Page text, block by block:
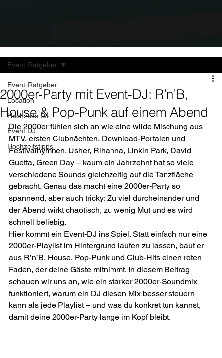
Event-Ratgeber
Location
Hochzeits DJ
Event DJ
Hochzeitstipps
Event-Ratgeber
2000er-Party mit Event-DJ: R’n’B,
House & Pop-Punk auf einem Abend
Die 2000er fühlen sich an wie eine wilde Mischung aus
MTV, ersten Clubnächten, Download-Portalen und
Festivalhymnen. Usher, Rihanna, Linkin Park, David
Guetta, Green Day – kaum ein Jahrzehnt hat so viele
verschiedene Sounds gleichzeitig auf die Tanzfläche
gebracht. Genau das macht eine 2000er-Party so
spannend, aber auch tricky: Zu viel durcheinander und
der Abend wirkt chaotisch, zu wenig Mut und es wird
schnell beliebig.
Hier kommt ein Event-DJ ins Spiel. Statt einfach nur eine
2000er-Playlist im Hintergrund laufen zu lassen, baut er
aus R’n’B, House, Pop-Punk und Club-Hits einen roten
Faden, der deine Gäste mitnimmt. In diesem Beitrag
schauen wir uns an, wie ein starker 2000er-Soundmix
funktioniert, warum ein DJ diesen Mix besser steuern
kann als jede Playlist – und was du konkret tun kannst,
damit deine 2000er-Party lange im Kopf bleibt.